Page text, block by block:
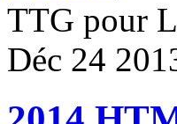
TTG pour
Déc 24